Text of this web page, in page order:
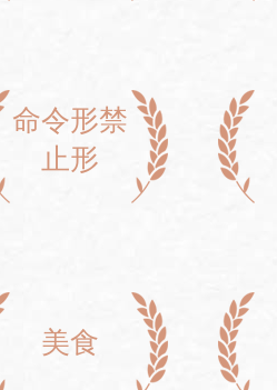
命令形禁
止形
美食